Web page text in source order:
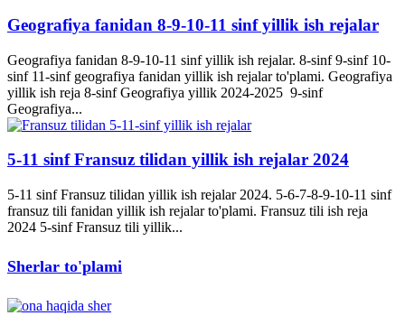
Geografiya fanidan 8-9-10-11 sinf yillik ish rejalar
Geografiya fanidan 8-9-10-11 sinf yillik ish rejalar. 8-sinf 9-sinf 10-
sinf 11-sinf geografiya fanidan yillik ish rejalar to'plami. Geografiya
yillik ish reja 8-sinf Geografiya yillik 2024-2025 9-sinf
Geografiya...
5-11 sinf Fransuz tilidan yillik ish rejalar 2024
5-11 sinf Fransuz tilidan yillik ish rejalar 2024. 5-6-7-8-9-10-11 sinf
fransuz tili fanidan yillik ish rejalar to'plami. Fransuz tili ish reja
2024 5-sinf Fransuz tili yillik...
Sherlar to'plami